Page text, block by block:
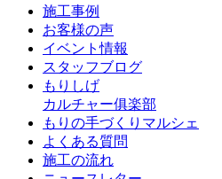
施工事例
お客様の声
イベント情報
スタッフブログ
もりしげ
カルチャー俱楽部
もりの手づくりマルシェ
よくある質問
施工の流れ